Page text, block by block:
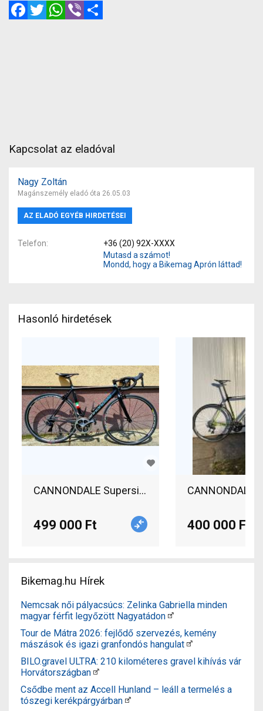
FacebookTwitterWhatsApp
Viber
Kapcsolat az eladóval
Nagy Zoltán
Magánszemély eladó óta 26.05.03
AZ ELADÓ EGYÉB HIRDETÉSEI
Telefon
+36 (20) 92X-XXXX
Mutasd a számot!
Mondd, hogy a Bikemag Aprón láttad!
Hasonló hirdetések
CANNONDALE Supersix EVO HI-MOD 52
499 000 Ft
CANNONDALE
400 000 Ft
Bikemag.hu Hírek
Nemcsak női pályacsúcs: Zelinka Gabriella minden
magyar férfit legyőzött Nagyatádon
Tour de Mátra 2026: fejlődő szervezés, kemény
mászások és igazi granfondós hangulat
BILO.gravel ULTRA: 210 kilométeres gravel kihívás vár
Horvátországban
Csődbe ment az Accell Hunland – leáll a termelés a
tószegi kerékpárgyárban